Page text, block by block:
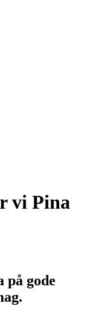
vi Pina
på gode